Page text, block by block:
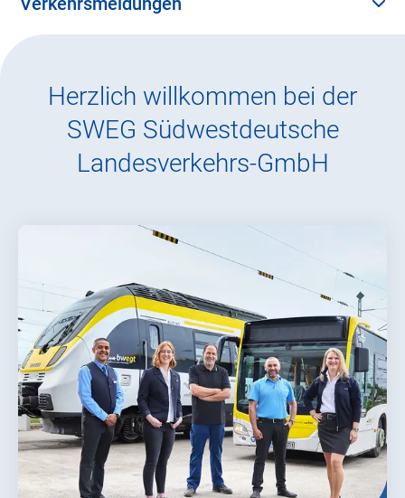
Herzlich willkommen bei der
SWEG Südwestdeutsche
Landesverkehrs-GmbH